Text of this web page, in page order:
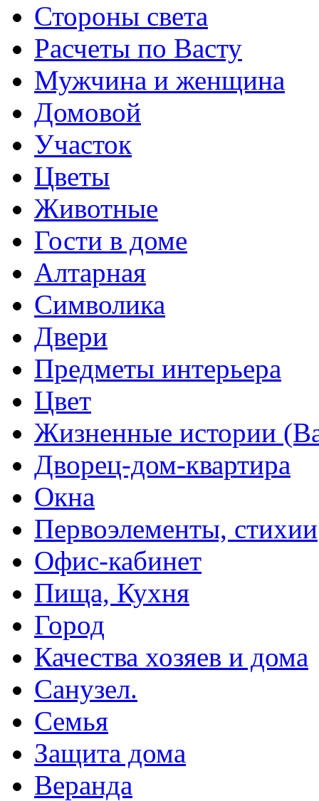
Стороны света
Расчеты по Васту
Мужчина и женщина
Домовой
Участок
Цветы
Животные
Гости в доме
Алтарная
Символика
Двери
Предметы интерьера
Цвет
Жизненные истории
Дворец-дом-квартира
Окна
Первоэлементы, стихии
Офис-кабинет
Пища, Кухня
Город
Качества хозяев и дома
Санузел.
Семья
Защита дома
Веранда